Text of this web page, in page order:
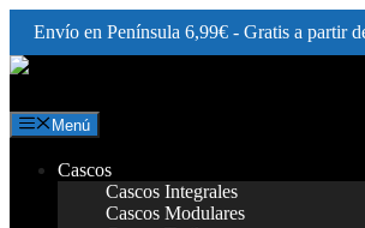
Envío en Península 6,99€ - Gratis a partir
Saltar
contenido
Menú
Cascos
Cascos Integrales
Cascos Modulares